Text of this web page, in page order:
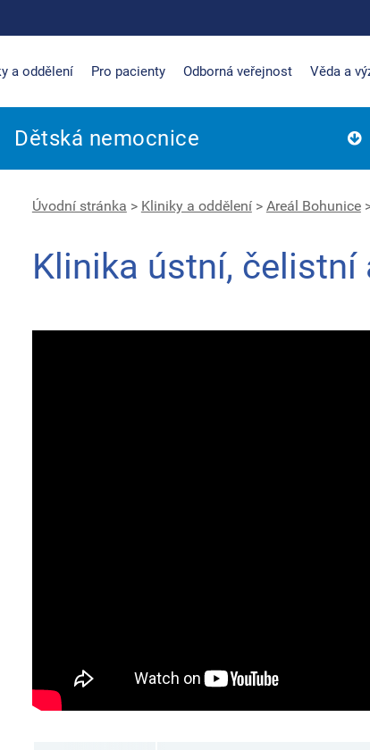
a oddělení Pro pacienty Odborná veřejnost Věda a
Dětská nemocnice
Úvodní stránka > Kliniky a oddělení> Areál Bohunice
Klinika ústní,